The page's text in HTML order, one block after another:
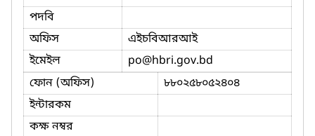
পদবি
অফিস
এইচবিআরআই
ইমেইল
po@hbri.gov.bd
ফোন (অফিস)
৮৮০২৫৮০৫২৪০৪
ইন্টারকম
কক্ষ নম্বর